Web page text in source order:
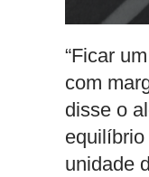
“Ficar
com
disse o
unidade